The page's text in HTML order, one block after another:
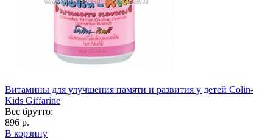
Витамины для улучшения памяти и развития у детей Colin-
Kids Giffarine
Вес брутто:
896 р.
В корзину